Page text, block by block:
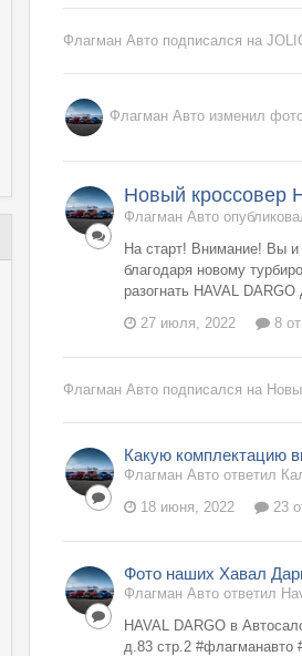
Флагман Авто подписался на
Флагман Авто изменил
Новый кроссовер
Флагман Авто
На старт! Внимание! Вы и
благодаря новому
разогнать HAVAL
27 июля, 2022
8
Флагман Авто подписался на
Какую комплектацию
Флагман Авто ответил
18 июня, 2022
23
Фото наших Хавал
Флагман Авто ответил
HAVAL DARGO в
д.83 стр.2 #флагманавто